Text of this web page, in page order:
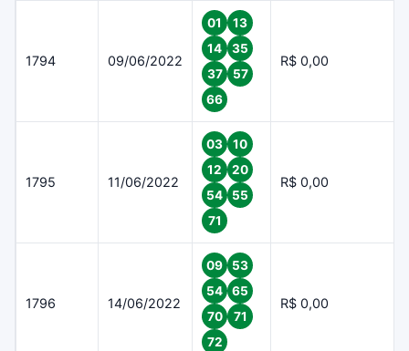
1794 09/06/2022
01
13
14
35
37
57
66
R$ 0,00
1795 11/06/2022
03
10
12
20
54
55
71
R$ 0,00
1796 14/06/2022
09
53
54
65
70
71
72
R$ 0,00